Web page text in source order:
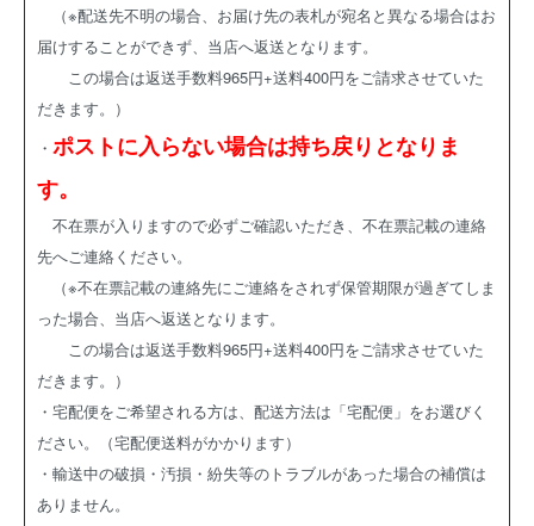
（※配送先不明の場合、お届け先の表札が宛名と異なる場合はお
届けすることができず、当店へ返送となります。
この場合は返送手数料965円+送料400円をご請求させていた
だきます。）
・ ポストに入らない場合は持ち戻りとなりま
す。
不在票が入りますので必ずご確認いただき、不在票記載の連絡
先へご連絡ください。
（※不在票記載の連絡先にご連絡をされず保管期限が過ぎてしま
った場合、当店へ返送となります。
この場合は返送手数料965円+送料400円をご請求させていた
だきます。）
・宅配便をご希望される方は、配送方法は「宅配便」をお選びく
ださい。（宅配便送料がかかります）
・輸送中の破損・汚損・紛失等のトラブルがあった場合の補償は
ありません。